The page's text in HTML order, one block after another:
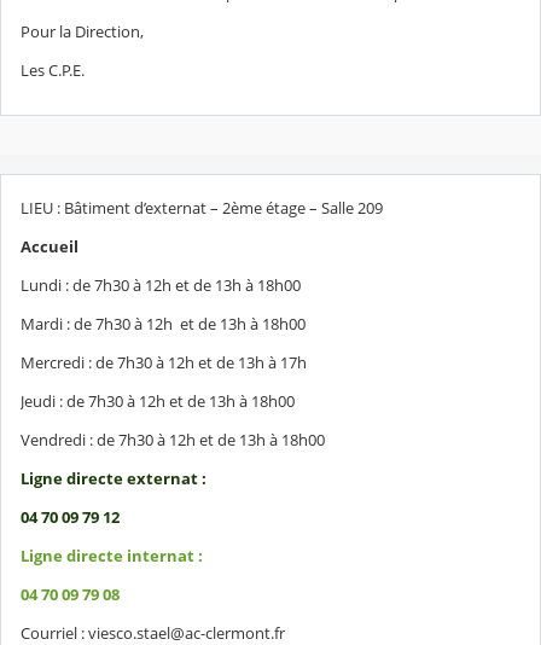
Pour la Direction,
Les C.P.E.
LIEU : Bâtiment d’externat – 2ème étage – Salle 209
Accueil
Lundi : de 7h30 à 12h et de 13h à 18h00
Mardi : de 7h30 à 12h et de 13h à 18h00
Mercredi : de 7h30 à 12h et de 13h à 17h
Jeudi : de 7h30 à 12h et de 13h à 18h00
Vendredi : de 7h30 à 12h et de 13h à 18h00
Ligne directe externat :
04 70 09 79 12
Ligne directe internat :
04 70 09 79 08
Courriel : viesco.stael@ac-clermont.fr